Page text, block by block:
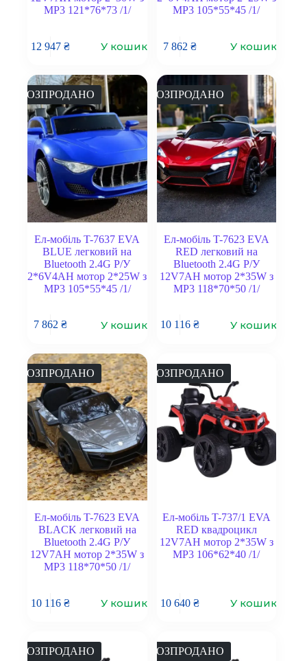
MP3 121*76*73 /1/
12 947₴ У кошик
MP3 105*55*45 /1/
7 862 ₴ У кошик
РОЗПРОДАНО
Ел-мобіль T-7637 EVA
BLUE легковий на
Bluetooth 2.4G Р/У
2*6V4AH мотор 2*25W з
MP3 105*55*45 /1/
7 862₴ У кошик
РОЗПРОДАНО
Ел-мобіль T-7623 EVA
RED легковий на
Bluetooth 2.4G Р/У
12V7AH мотор 2*35W з
MP3 118*70*50 /1/
10 116 ₴ У кошик
РОЗПРОДАНО
Ел-мобіль T-7623 EVA
BLACK легковий на
Bluetooth 2.4G Р/У
12V7AH мотор 2*35W з
MP3 118*70*50 /1/
10 116₴ У кошик
РОЗПРОДАНО
Ел-мобіль T-737/1 EVA
RED квадроцикл
12V7AH мотор 2*35W з
MP3 106*62*40 /1/
10 640 ₴ У кошик
РОЗПРОДАНО РОЗПРОДАНО